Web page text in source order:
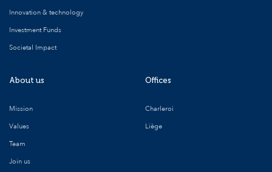
Innovation & technology
Investment Funds
Societal Impact
About us
Mission
Values
Team
Join us
Offices
Charleroi
Liège